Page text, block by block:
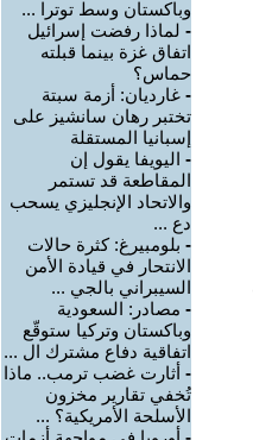
وباكستان وسط توترا ...
- لماذا رفضت إسرائيل
اتفاق غزة بينما قبلته
حماس؟
- غارديان: أزمة سبتة
تختبر رهان سانشيز على
إسبانيا المستقلة
- اليويفا يقول إن
المقاطعة قد تستمر
والاتحاد الإنجليزي يسحب
دع ...
- بلومبيرغ: كثرة حالات
الانتحار في قيادة الأمن
السيبراني بالجي ...
- مصادر: السعودية
وباكستان وتركيا ستوقّع
اتفاقية دفاع مشترك ال ...
- أثارت غضب ترمب.. ماذا
تُخفي تقارير مخزون
الأسلحة الأمريكية؟ ...